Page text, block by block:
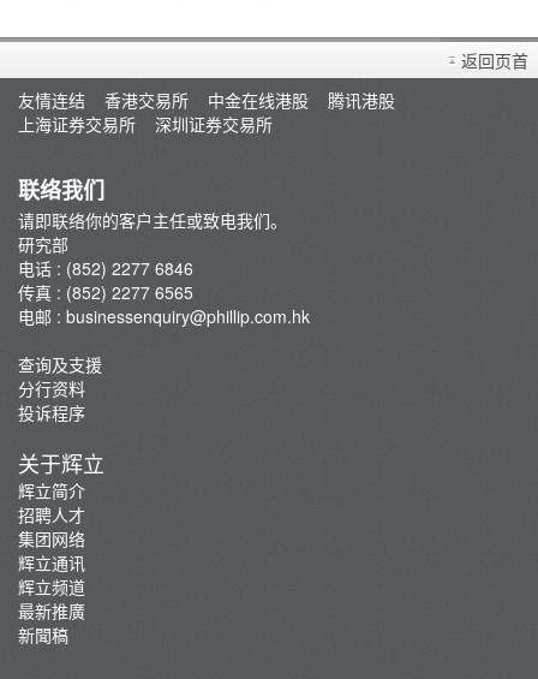
返回页首
友情连结
香港交易所 中金在线港股
腾讯港股
上海证券交易所
深圳证券交易所
联络我们
请即联络你的客户主任或致电我们。
研究部
电话 : (852) 2277 6846
传真 : (852) 2277 6565
电邮 : businessenquiry@phillip.com.hk
查询及支援
分行资料
投诉程序
关于辉立
辉立简介
招聘人才
集团网络
辉立通讯
辉立频道
最新推廣
新聞稿